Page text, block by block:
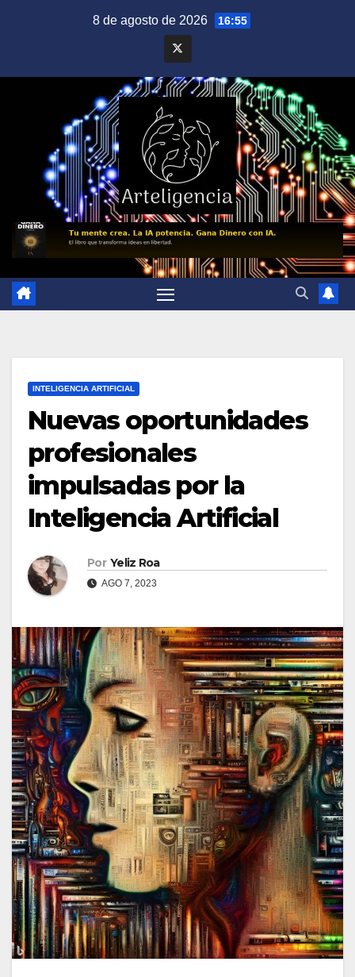
8 de agosto de 2026 16:55
INTELIGENCIA ARTIFICIAL
Nuevas oportunidades
profesionales
impulsadas por la
Inteligencia Artificial
Por Yeliz Roa
AGO 7, 2023